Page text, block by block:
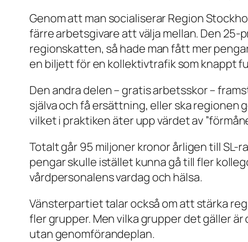
Genom att man socialiserar Region
färre arbetsgivare att välja mellan. Den
regionskatten, så hade man fått mer
en biljett för en kollektivtrafik som knappt
Den andra delen – gratis arbetsskor –
själva och få ersättning, eller ska regionen
vilket i praktiken äter upp värdet av
Totalt går 95 miljoner kronor årligen till
pengar skulle istället kunna gå till fler
vårdpersonalens vardag och hälsa.
Vänsterpartiet talar också om att stärka
fler grupper. Men vilka grupper det gäller
utan genomförandeplan.